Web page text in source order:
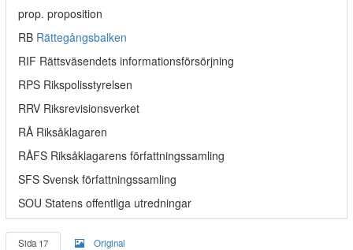
prop. proposition
RB Rättegångsbalken
RIF Rättsväsendets informationsförsörjning
RPS Rikspolisstyrelsen
RRV Riksrevisionsverket
RÅ Riksåklagaren
RÅFS Riksåklagarens författningssamling
SFS Svensk författningssamling
SOU Statens offentliga utredningar
Sida 17 Original